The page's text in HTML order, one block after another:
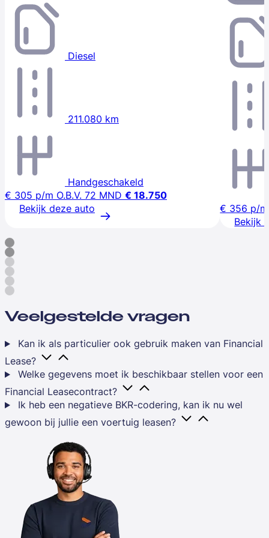
Diesel
211.080 km
Handgeschakeld
€ 305 p/m O.B.V. 72 MND € 18.750
Bekijk deze auto
€ 356 p/m
Bekijk
Veelgestelde vragen
Kan ik als particulier ook gebruik maken van Financial
Lease?
Welke gegevens moet ik beschikbaar stellen voor een
Financial Leasecontract?
Ik heb een negatieve BKR-codering, kan ik nu wel
gewoon bij jullie een voertuig leasen?